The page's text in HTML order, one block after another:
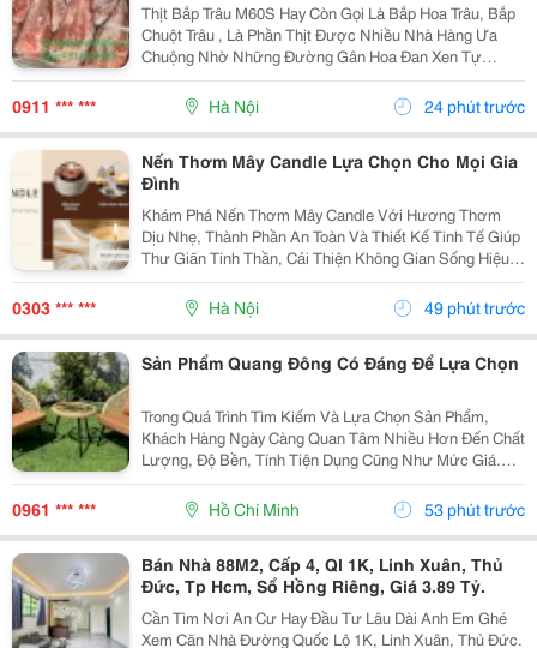
Thịt Bắp Trâu M60S Hay Còn Gọi Là Bắp Hoa Trâu, Bắp
Chuột Trâu , Là Phần Thịt Được Nhiều Nhà Hàng Ưa
Chuộng Nhờ Những Đường Gân Hoa Đan Xen Tự
Nhiên Trong Thớ Thịt . Khi Chế Biến, Phần Thịt Săn
Chắc, Ngọt Đậm, Kết Hợp Cùng Độ Giòn Dai Sần Sật
Của Gân...
0911 *** *** Hà Nội 24 phút trước
Nến Thơm Mây Candle Lựa Chọn Cho Mọi Gia
Đình
Khám Phá Nến Thơm Mây Candle Với Hương Thơm
Dịu Nhẹ, Thành Phần An Toàn Và Thiết Kế Tinh Tế Giúp
Thư Giãn Tinh Thần, Cải Thiện Không Gian Sống Hiệu
Quả. Nến Thơm Mây Candle &Ndash; Giải Pháp Thư
Giãn Cho Cuộc Sống Hiện Đại Trong Cuộc Sống Hiện...
0303 *** *** Hà Nội 49 phút trước
Sản Phẩm Quang Đông Có Đáng Để Lựa Chọn
Trong Quá Trình Tìm Kiếm Và Lựa Chọn Sản Phẩm,
Khách Hàng Ngày Càng Quan Tâm Nhiều Hơn Đến Chất
Lượng, Độ Bền, Tính Tiện Dụng Cũng Như Mức Giá.
Thay Vì Chỉ Dựa Vào Quảng Cáo Hoặc Thông Tin Từ
Người Bán, Nhiều Người Có Xu Hướng Tìm Hiểu Thêm
Thông Tin...
0961 *** *** Hồ Chí Minh 53 phút trước
Bán Nhà 88M2, Cấp 4, Ql 1K, Linh Xuân, Thủ
Đức, Tp Hcm, Sổ Hồng Riêng, Giá 3.89 Tỷ.
Cần Tìm Nơi An Cư Hay Đầu Tư Lâu Dài Anh Em Ghé
Xem Căn Nhà Đường Quốc Lộ 1K, Linh Xuân, Thủ Đức.